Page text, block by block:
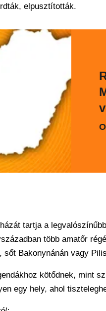
elpusztították.
tartja a
több amatőr
sőt Bakonynánán vagy
kötődnek, mint
egy hely, ahol